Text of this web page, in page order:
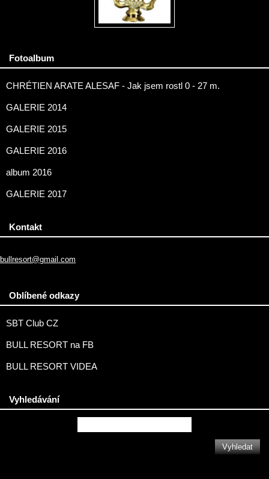
Fotoalbum
CHRÉTIEN ARATE ALESAF - Jak jsem rostl 0 - 27 m.
GALERIE 2014
GALERIE 2015
GALERIE 2016
album 2016
GALERIE 2017
Kontakt
bullresort@gmail.com
Oblíbené odkazy
SBT Club CZ
BULL RESORT na FB
BULL RESORT VIDEA
Vyhledávání